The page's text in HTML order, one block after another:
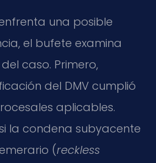
una posible
el bufete examina
caso. Primero,
del DMV cumplió
aplicables.
la condena subyacente
(reckless